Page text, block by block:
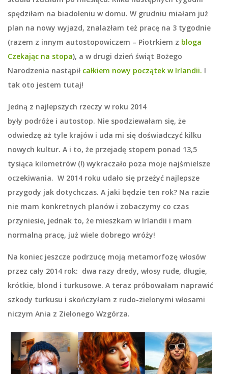
spędziłam na biadoleniu w domu. W grudniu miałam już
plan na nowy wyjazd, znalazłam też pracę na 3 tygodnie
(razem z innym autostopowiczem – Piotrkiem z bloga
Czekając na stopa), a w drugi dzień świąt Bożego
Narodzenia nastąpił całkiem nowy początek w Irlandii. I
tak oto jestem tutaj!
Jedną z najlepszych rzeczy w roku 2014
były podróże i autostop. Nie spodziewałam się, że
odwiedzę aż tyle krajów i uda mi się doświadczyć kilku
nowych kultur. A i to, że przejadę stopem ponad 13,5
tysiąca kilometrów (!) wykraczało poza moje najśmielsze
oczekiwania. W 2014 roku udało się przeżyć najlepsze
przygody jak dotychczas. A jaki będzie ten rok? Na razie
nie mam konkretnych planów i zobaczymy co czas
przyniesie, jednak to, że mieszkam w Irlandii i mam
normalną pracę, już wiele dobrego wróży!
Na koniec jeszcze podrzucę moją metamorfozę włosów
przez cały 2014 rok: dwa razy dredy, włosy rude, długie,
krótkie, blond i turkusowe. A teraz próbowałam naprawić
szkody turkusu i skończyłam z rudo-zielonymi włosami
niczym Ania z Zielonego Wzgórza.